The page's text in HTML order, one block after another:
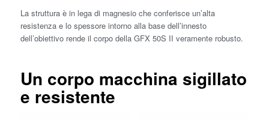
La struttura è in lega di magnesio che conferisce un’alta
resistenza e lo spessore intorno alla base dell’innesto
dell’obiettivo rende il corpo della GFX 50S II veramente robusto.
Un corpo macchina sigillato
e resistente